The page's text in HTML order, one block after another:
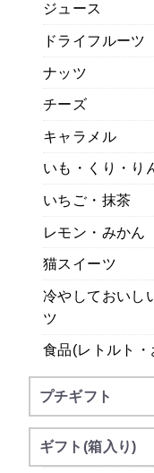
ジュース
ドライフルーツ
ナッツ
チーズ
キャラメル
いも・くり・り
いちご・抹茶
レモン・みかん
猫スイーツ
冷やしておいし
ツ
食品(レトルト
プチギフト
ギフト(箱入り)